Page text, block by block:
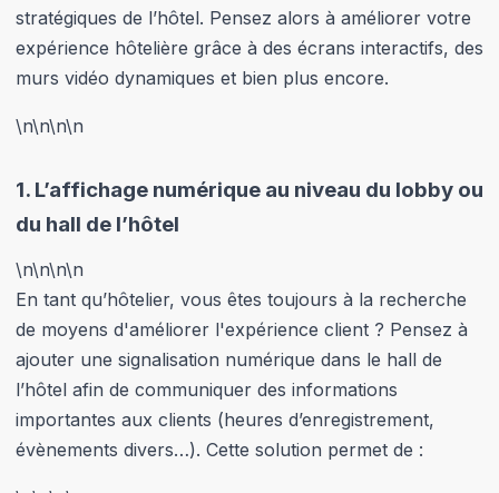
stratégiques de l’hôtel. Pensez alors à améliorer votre
expérience hôtelière grâce à des écrans interactifs, des
murs vidéo dynamiques et bien plus encore.
\n\n\n\n
1. L’affichage numérique au niveau du lobby ou
du hall de l’hôtel
\n\n\n\n
En tant qu’hôtelier, vous êtes toujours à la recherche
de moyens d'améliorer l'expérience client ? Pensez à
ajouter une signalisation numérique dans le hall de
l’hôtel afin de communiquer des informations
importantes aux clients (heures d’enregistrement,
évènements divers…). Cette solution permet de :